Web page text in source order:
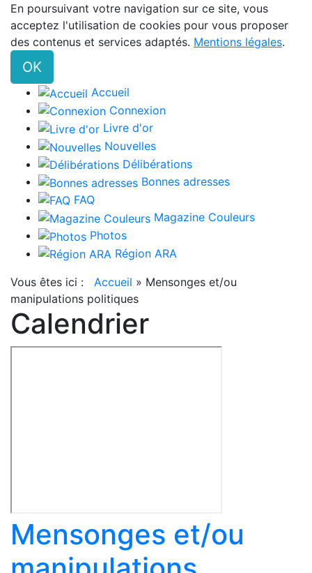
En poursuivant votre navigation sur ce site, vous
acceptez l'utilisation de cookies pour vous proposer
des contenus et services adaptés. Mentions légales.
OK
Accueil
Connexion
Livre d'or
Nouvelles
Délibérations
Bonnes adresses
FAQ
Magazine Couleurs
Photos
Région ARA
Vous êtes ici : Accueil » Mensonges et/ou
manipulations politiques
Calendrier
Mensonges et/ou